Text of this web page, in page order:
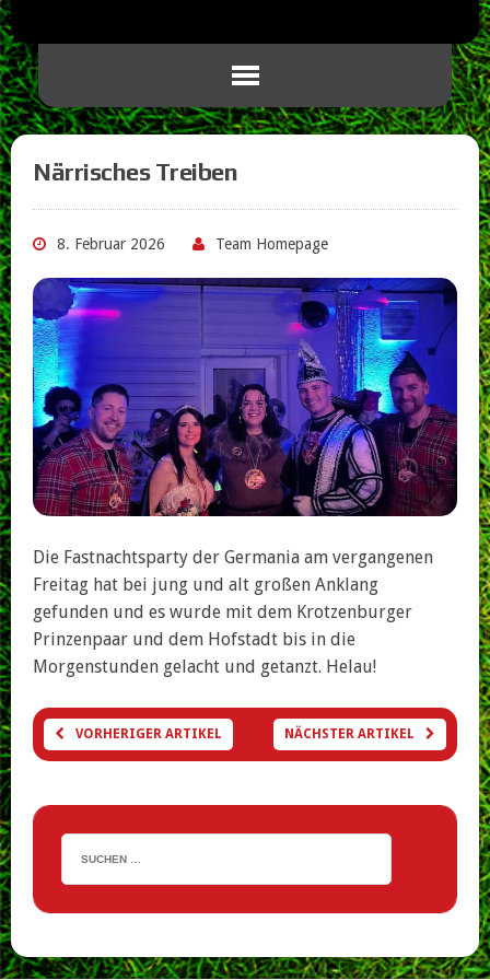
Närrisches Treiben
8. Februar 2026 Team Homepage
Die Fastnachtsparty der Germania am vergangenen
Freitag hat bei jung und alt großen Anklang
gefunden und es wurde mit dem Krotzenburger
Prinzenpaar und dem Hofstadt bis in die
Morgenstunden gelacht und getanzt. Helau!
VORHERIGER ARTIKEL NÄCHSTER ARTIKEL